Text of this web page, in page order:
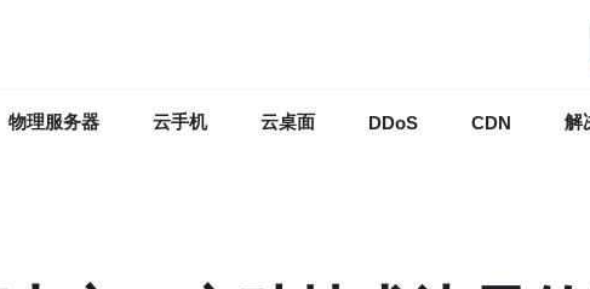
物理服务器 云手机 云桌面 DDoS CDN 解